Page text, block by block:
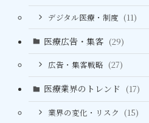
デジタル医療・制度 (11)
医療広告・集客 (29)
広告・集客戦略 (27)
医療業界のトレンド (17)
業界の変化・リスク (15)